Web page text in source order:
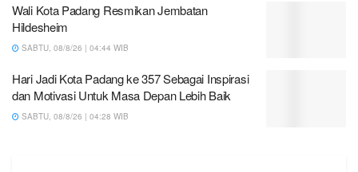
Wali Kota Padang Resmikan Jembatan
Hildesheim
SABTU, 08/8/26 | 04:44 WIB
Hari Jadi Kota Padang ke 357 Sebagai Inspirasi
dan Motivasi Untuk Masa Depan Lebih Baik
SABTU, 08/8/26 | 04:28 WIB